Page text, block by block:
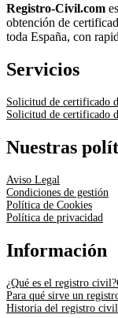
Registro-Civil.com
obtención de
toda España, con
Servicios
Solicitud de certificado
Solicitud de certificado
Nuestras
Aviso Legal
Condiciones de gestión
Política de Cookies
Política de privacidad
Información
¿Qué es el registro civil?
Para qué sirve un
Historia del registro civil